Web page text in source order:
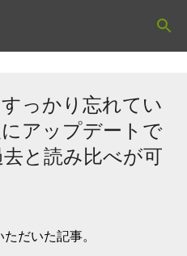
っかり忘れてい
アップデートで
と読み比べが可
だいた記事。